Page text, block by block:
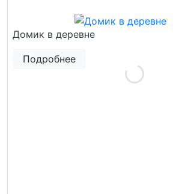
Домик в деревне
Подробнее